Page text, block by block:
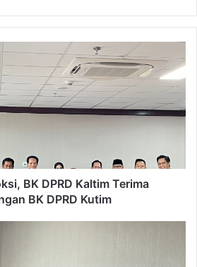
BK DPRD Kaltim Terima
BK DPRD Kutim